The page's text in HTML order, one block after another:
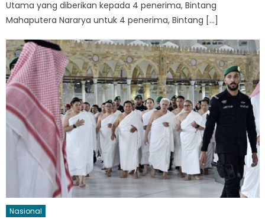
Utama yang diberikan kepada 4 penerima, Bintang
Mahaputera Nararya untuk 4 penerima, Bintang […]
Nasional